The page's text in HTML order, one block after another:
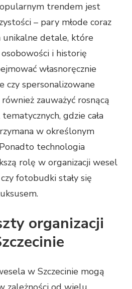
trendem jest
– pary młode coraz
unikalne detale, które
i historię
własnoręcznie
czy spersonalizowane
zauważyć rosnącą
gdzie cała
w określonym
technologia
rolę w organizacji wesel
fotobudki stały się
organizacji
w Szczecinie mogą